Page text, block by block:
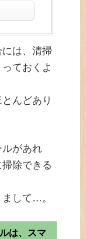
は、清掃
ておくよ
んどあり
があれ
除できる
して…。
は、スマ